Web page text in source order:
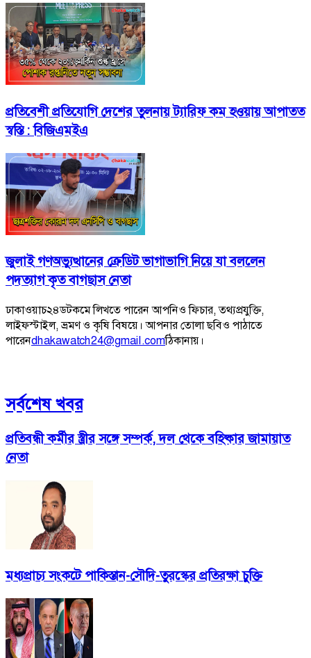
প্রতিবেশী প্রতিযোগি দেশের তুলনায় ট্যারিফ কম হওয়ায় আপাতত
স্বস্তি : বিজিএমইএ
জুলাই গণঅভ্যুত্থানের ক্রেডিট ভাগাভাগি নিয়ে যা বললেন
পদত্যাগ কৃত বাগছাস নেতা
ঢাকাওয়াচ২৪ডটকমে লিখতে পারেন আপনিও ফিচার, তথ্যপ্রযুক্তি,
লাইফস্টাইল, ভ্রমণ ও কৃষি বিষয়ে। আপনার তোলা ছবিও পাঠাতে
পারেনdhakawatch24@gmail.comঠিকানায়।
সর্বশেষ খবর
প্রতিবন্ধী কর্মীর স্ত্রীর সঙ্গে সম্পর্ক, দল থেকে বহিষ্কার জামায়াত
নেতা
মধ্যপ্রাচ্য সংকটে পাকিস্তান-সৌদি-তুরস্কের প্রতিরক্ষা চুক্তি